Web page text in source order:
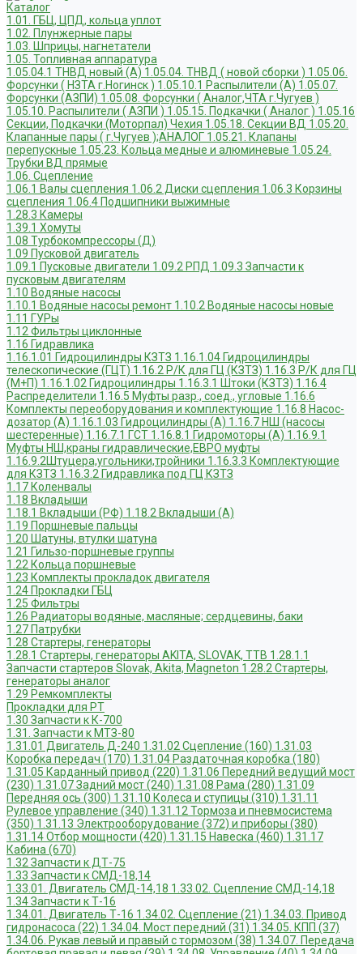
Каталог
1.01. ГБЦ, ЦПД, кольца уплот
1.02. Плунжерные пары
1.03. Шприцы, нагнетатели
1.05. Топливная аппаратура
1.05.04.1 ТНВД новый (А) 1.05.04. ТНВД ( новой сборки ) 1.05.06.
Форсунки ( НЗТА г.Ногинск ) 1.05.10.1 Распылители (А) 1.05.07.
Форсунки (АЗПИ) 1.05.08. Форсунки ( Аналог,ЧТА г.Чугуев )
1.05.10. Распылители ( АЗПИ ) 1.05.15. Подкачки ( Аналог ) 1.05.16
Секции, Подкачки (Моторпал) Чехия 1.05.18. Секции ВД 1.05.20.
Клапанные пары ( г.Чугуев );АНАЛОГ 1.05.21. Клапаны
перепускные 1.05.23. Кольца медные и алюминевые 1.05.24.
Трубки ВД прямые
1.06. Сцепление
1.06.1 Валы сцепления 1.06.2 Диски сцепления 1.06.3 Корзины
сцепления 1.06.4 Подшипники выжимные
1.28.3 Камеры
1.39.1 Хомуты
1.08 Турбокомпрессоры (Д)
1.09 Пусковой двигатель
1.09.1 Пусковые двигатели 1.09.2 РПД 1.09.3 Запчасти к
пусковым двигателям
1.10 Водяные насосы
1.10.1 Водяные насосы ремонт 1.10.2 Водяные насосы новые
1.11 ГУРы
1.12 Фильтры циклонные
1.16 Гидравлика
1.16.1.01 Гидроцилиндры КЗТЗ 1.16.1.04 Гидроцилиндры
телескопические (ГЦТ) 1.16.2 Р/К для ГЦ (КЗТЗ) 1.16.3 Р/К для ГЦ
(М+П) 1.16.1.02 Гидроцилиндры 1.16.3.1 Штоки (КЗТЗ) 1.16.4
Распределители 1.16.5 Муфты разр., соед., угловые 1.16.6
Комплекты переоборудования и комплектующие 1.16.8 Насос-
дозатор (А) 1.16.1.03 Гидроцилиндры (А) 1.16.7 НШ (насосы
шестеренные) 1.16.7.1 ГСТ 1.16.8.1 Гидромоторы (А) 1.16.9.1
Муфты НШ,краны гидравлические,ЕВРО муфты
1.16.9.2Штуцера,угольники,тройники 1.16.3.3 Комплектующие
для КЗТЗ 1.16.3.2 Гидравлика под ГЦ КЗТЗ
1.17 Коленвалы
1.18 Вкладыши
1.18.1 Вкладыши (РФ) 1.18.2 Вкладыши (А)
1.19 Поршневые пальцы
1.20 Шатуны, втулки шатуна
1.21 Гильзо-поршневые группы
1.22 Кольца поршневые
1.23 Комплекты прокладок двигателя
1.24 Прокладки ГБЦ
1.25 Фильтры
1.26 Радиаторы водяные, масляные; сердцевины, баки
1.27 Патрубки
1.28 Стартеры, генераторы
1.28.1 Стартеры, генераторы AKITA, SLOVAK, ТТВ 1.28.1.1
Запчасти стартеров Slovak, Akita, Magneton 1.28.2 Стартеры,
генераторы аналог
1.29 Ремкомплекты
Прокладки для РТ
1.30 Запчасти к К-700
1.31. Запчасти к МТЗ-80
1.31.01 Двигатель Д-240 1.31.02 Сцепление (160) 1.31.03
Коробка передач (170) 1.31.04 Раздаточная коробка (180)
1.31.05 Карданный привод (220) 1.31.06 Передний ведущий мост
(230) 1.31.07 Задний мост (240) 1.31.08 Рама (280) 1.31.09
Передняя ось (300) 1.31.10 Колеса и ступицы (310) 1.31.11
Рулевое управление (340) 1.31.12 Тормоза и пневмосистема
(350) 1.31.13 Электрооборудование (372) и приборы (380)
1.31.14 Отбор мощности (420) 1.31.15 Навеска (460) 1.31.17
Кабина (670)
1.32 Запчасти к ДТ-75
1.33 Запчасти к СМД-18,14
1.33.01. Двигатель СМД-14,18 1.33.02. Сцепление СМД-14,18
1.34 Запчасти к Т-16
1.34.01. Двигатель Т-16 1.34.02. Сцепление (21) 1.34.03. Привод
гидронасоса (22) 1.34.04. Мост передний (31) 1.34.05. КПП (37)
1.34.06. Рукав левый и правый с тормозом (38) 1.34.07. Передача